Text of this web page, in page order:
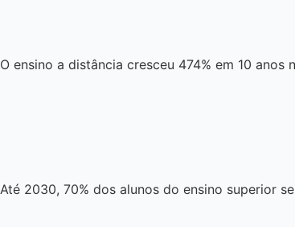
O ensino a distância cresceu 474% em 10 anos
Até 2030, 70% dos alunos do ensino superior